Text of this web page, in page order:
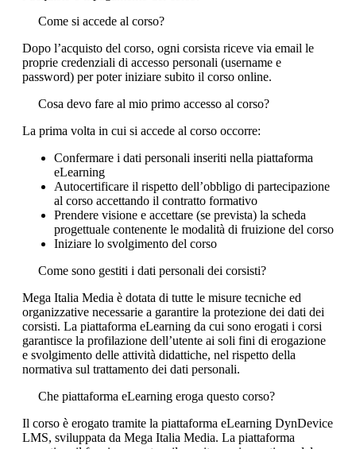
Come si accede al corso?
Dopo l’acquisto del corso, ogni corsista riceve via email le
proprie credenziali di accesso personali (username e
password) per poter iniziare subito il corso online.
Cosa devo fare al mio primo accesso al corso?
La prima volta in cui si accede al corso occorre:
Confermare i dati personali inseriti nella piattaforma
eLearning
Autocertificare il rispetto dell’obbligo di partecipazione
al corso accettando il contratto formativo
Prendere visione e accettare (se prevista) la scheda
progettuale contenente le modalità di fruizione del corso
Iniziare lo svolgimento del corso
Come sono gestiti i dati personali dei corsisti?
Mega Italia Media è dotata di tutte le misure tecniche ed
organizzative necessarie a garantire la protezione dei dati dei
corsisti. La piattaforma eLearning da cui sono erogati i corsi
garantisce la profilazione dell’utente ai soli fini di erogazione
e svolgimento delle attività didattiche, nel rispetto della
normativa sul trattamento dei dati personali.
Che piattaforma eLearning eroga questo corso?
Il corso è erogato tramite la piattaforma eLearning DynDevice
LMS, sviluppata da Mega Italia Media. La piattaforma